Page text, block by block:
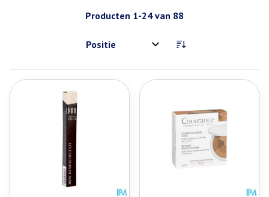
Producten 1-24van 88
Sorteer op: